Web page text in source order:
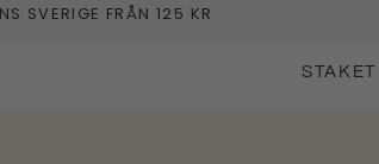
STAKET
SVERIGE FRÅN 125 KR